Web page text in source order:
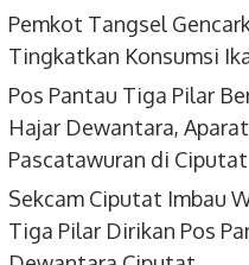
Pemkot Tangsel
Tingkatkan Konsumsi
Pos Pantau Tiga Pilar
Hajar Dewantara,
Pascatawuran di Ciputat
Sekcam Ciputat Imbau
Tiga Pilar Dirikan Pos